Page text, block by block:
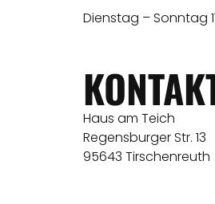
Dienstag – Sonntag
Haus am Teich
Regensburger Str. 13
95643 Tirschenreuth